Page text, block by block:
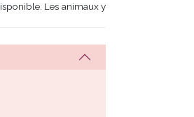
Les animaux y